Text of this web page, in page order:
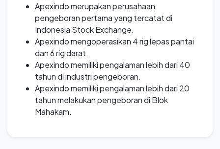
Apexindo merupakan perusahaan
pengeboran pertama yang tercatat di
Indonesia Stock Exchange.
Apexindo mengoperasikan 4 rig lepas pantai
dan 6 rig darat.
Apexindo memiliki pengalaman lebih dari 40
tahun di industri pengeboran.
Apexindo memiliki pengalaman lebih dari 20
tahun melakukan pengeboran di Blok
Mahakam.